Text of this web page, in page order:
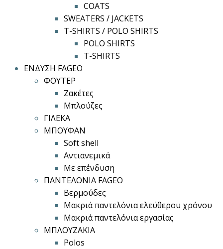
COATS
SWEATERS / JACKETS
T-SHIRTS / POLO SHIRTS
POLO SHIRTS
T-SHIRTS
ΕΝΔΥΣΗ FAGEO
ΦΟΥΤΕΡ
Ζακέτες
Μπλούζες
ΓΙΛΕΚΑ
ΜΠΟΥΦΑΝ
Soft shell
Αντιανεμικά
Με επένδυση
ΠΑΝΤΕΛΟΝΙΑ FAGEO
Βερμούδες
Μακριά παντελόνια ελεύθερου χρόνου
Μακριά παντελόνια εργασίας
ΜΠΛΟΥΖΑΚΙΑ
Polos